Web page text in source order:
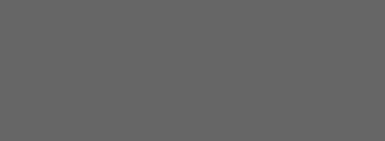
können verarbeitet werden (z. B. IP-Adressen), z. B. für personalisierte Anzeigen